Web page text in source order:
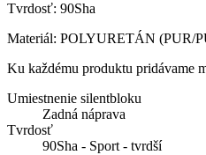
Tvrdosť: 90Sha
Materiál: POLYURETÁN (PUR/
Ku každému produktu pridávame
Umiestnenie silentbloku
Zadná náprava
Tvrdosť
90Sha - Sport - tvrdší